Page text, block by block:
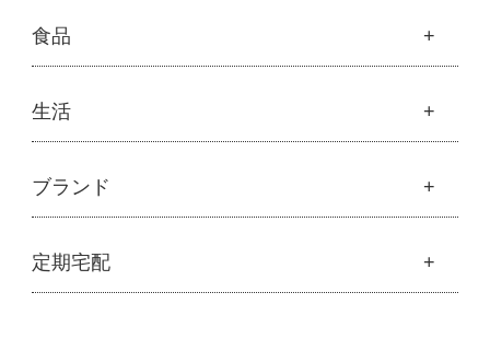
├スマイルシャンプー
├コンデ・トリートメント
└泡ボトル・ミニ泡ボトル
├オーガニック発酵モリンガ
フルボ酸「太古の泉」
├
生活用品
├化粧水
├モリンガ全商品
└モリンガ ブログ
└健康飲料
美容
├魂オリジナル
├固形石鹸
├洗顔石鹸
├
ボディソープ
└
雑貨
├クレンジング・洗顔
食品
食品
├雑穀
├ 豆・ごま・乾物・梅干し
├おせち料理
├
洗浄・キッチン雑貨
├メーカー直送品（豆・米・塩など）
生活
生活
├ハミガキ
├洗濯
├バス・トイレ
ブランド
ブランド一覧
├アムリターラ
定期宅配